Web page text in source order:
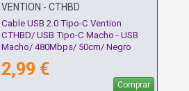
VENTION - CTHBD
Cable USB 2.0 Tipo-C Vention
CTHBD/ USB Tipo-C Macho - USB
Macho/ 480Mbps/ 50cm/ Negro
2,99 €
Comprar